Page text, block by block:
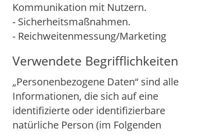
Kommunikation mit Nutzern.
- Sicherheitsmaßnahmen.
- Reichweitenmessung/Marketing
Verwendete Begrifflichkeiten
„Personenbezogene Daten“ sind alle
Informationen, die sich auf eine
identifizierte oder identifizierbare
natürliche Person (im Folgenden